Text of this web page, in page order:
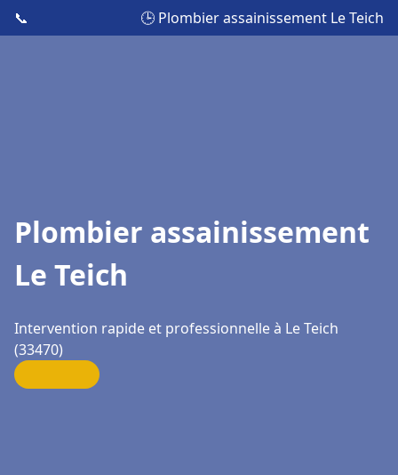
📞 🕒 Plombier assainissement Le Teich
Plombier assainissement
Le Teich
Intervention rapide et professionnelle à Le Teich
(33470)